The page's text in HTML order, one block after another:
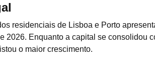
residenciais de Lisboa e Porto
2026. Enquanto a capital se consolidou
o maior crescimento.